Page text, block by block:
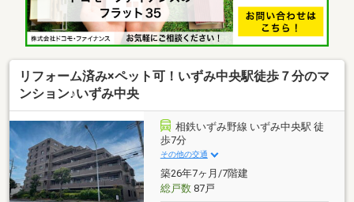
見希望・物件所在地の詳細・付近の物件情報等はコチ
ラまでTEL 046-240-1982
リフォーム済み×ペット可！いずみ中央駅徒歩７分のマ
ンション♪いずみ中央
相鉄いずみ野線 いずみ中央駅 徒
歩7分
その他の交通
築26年7ヶ月/7階建
総戸数87戸